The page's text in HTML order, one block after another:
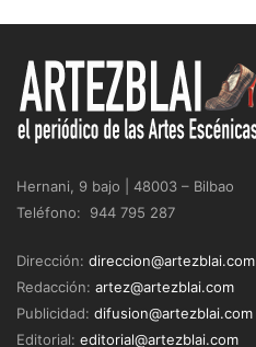
Hernani, 9 bajo | 48003 – Bilbao
Teléfono: 944 795 287
Dirección: direccion@artezblai.com
Redacción: artez@artezblai.com
Publicidad: difusion@artezblai.com
Editorial: editorial@artezblai.com